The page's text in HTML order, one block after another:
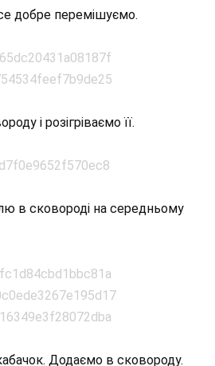
добре перемішуємо.
і розігріваємо її.
в сковороді на середньому
Додаємо в сковороду.